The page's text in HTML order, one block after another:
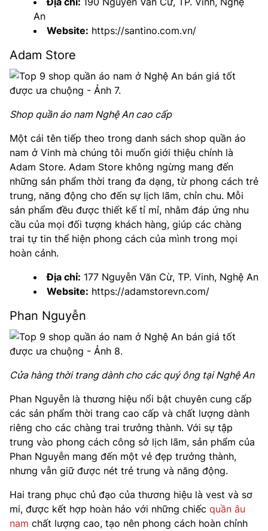
An
Website: https://santino.com.vn/
Adam Store
Shop quần áo nam Nghệ An cao cấp
Một cái tên tiếp theo trong danh sách shop quần áo
nam ở Vinh mà chúng tôi muốn giới thiệu chính là
Adam Store. Adam Store không ngừng mang đến
những sản phẩm thời trang đa dạng, từ phong cách trẻ
trung, năng động cho đến sự lịch lãm, chỉn chu. Mỗi
sản phẩm đều được thiết kế tỉ mỉ, nhằm đáp ứng nhu
cầu của mọi đối tượng khách hàng, giúp các chàng
trai tự tin thể hiện phong cách của mình trong mọi
hoàn cảnh.
Địa chỉ: 177 Nguyễn Văn Cừ, TP. Vinh, Nghệ An
Website: https://adamstorevn.com/
Phan Nguyễn
Cửa hàng thời trang dành cho các quý ông tại Nghệ An
Phan Nguyễn là thương hiệu nổi bật chuyên cung cấp
các sản phẩm thời trang cao cấp và chất lượng dành
riêng cho các chàng trai trưởng thành. Với sự tập
trung vào phong cách công sở lịch lãm, sản phẩm của
Phan Nguyễn mang đến một vẻ đẹp trưởng thành,
nhưng vẫn giữ được nét trẻ trung và năng động.
Hai trang phục chủ đạo của thương hiệu là vest và sơ
mi, được kết hợp hoàn hảo với những chiếc quần âu
nam chất lượng cao, tạo nên phong cách hoàn chỉnh